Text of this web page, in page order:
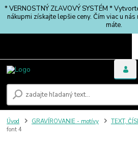
* VERNOSTNÝ ZĽAVOVÝ SYSTÉM *
nákupmi získajte lepšie ceny. Čím viac u
máte.
Úvod GRAVÍROVANIE - motívy TEXT,
font 4